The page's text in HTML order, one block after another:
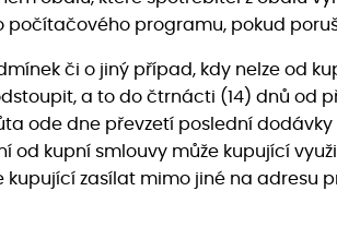
programu, pokud
či o jiný případ, kdy nelze od
a to do čtrnácti (14) dnů od
ode dne převzetí poslední
od kupní smlouvy může kupující
zasílat mimo jiné na adresu